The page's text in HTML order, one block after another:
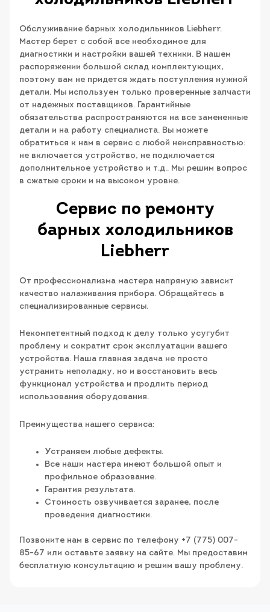
Обслуживание барных холодильников Liebherr.
Мастер берет с собой все необходимое для
диагностики и настройки вашей техники. В нашем
распоряжении большой склад комплектующих,
поэтому вам не придется ждать поступления нужной
детали. Мы используем только проверенные запчасти
от надежных поставщиков. Гарантийные
обязательства распространяются на все замененные
детали и на работу специалиста. Вы можете
обратиться к нам в сервис с любой неисправностью:
не включается устройство, не подключается
дополнительное устройство и т.д.. Мы решим вопрос
в сжатые сроки и на высоком уровне.
Сервис по ремонту
барных холодильников
Liebherr
От профессионализма мастера напрямую зависит
качество налаживания прибора. Обращайтесь в
специализированные сервисы.
Некомпетентный подход к делу только усугубит
проблему и сократит срок эксплуатации вашего
устройства. Наша главная задача не просто
устранить неполадку, но и восстановить весь
функционал устройства и продлить период
использования оборудования.
Преимущества нашего сервиса:
Устраняем любые дефекты.
Все наши мастера имеют большой опыт и
профильное образование.
Гарантия результата.
Стоимость озвучивается заранее, после
проведения диагностики.
Позвоните нам в сервис по телефону +7 (775) 007-
85-67 или оставьте заявку на сайте. Мы предоставим
бесплатную консультацию и решим вашу проблему.